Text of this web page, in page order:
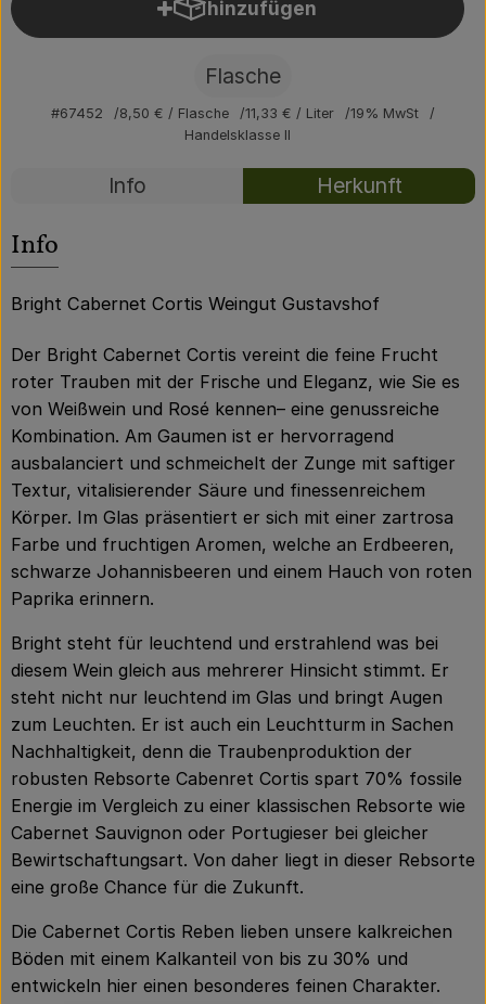
Über uns
hinzufügen
Produkt zum Warenkorb
Flasche
#67452 8,50 € / Flasche 11,33 € / Liter
19% MwSt
Handelsklasse II
Rezepte
Info Herkunft
Info
Bright Cabernet Cortis Weingut Gustavshof
Der Bright Cabernet Cortis vereint die feine Frucht
roter Trauben mit der Frische und Eleganz, wie Sie es
von Weißwein und Rosé kennen– eine genussreiche
Kombination. Am Gaumen ist er hervorragend
ausbalanciert und schmeichelt der Zunge mit saftiger
Textur, vitalisierender Säure und finessenreichem
Körper. Im Glas präsentiert er sich mit einer zartrosa
Farbe und fruchtigen Aromen, welche an Erdbeeren,
schwarze Johannisbeeren und einem Hauch von roten
Paprika erinnern.
Bright steht für leuchtend und erstrahlend was bei
diesem Wein gleich aus mehrerer Hinsicht stimmt. Er
steht nicht nur leuchtend im Glas und bringt Augen
zum Leuchten. Er ist auch ein Leuchtturm in Sachen
Nachhaltigkeit, denn die Traubenproduktion der
robusten Rebsorte Cabenret Cortis spart 70% fossile
Energie im Vergleich zu einer klassischen Rebsorte wie
Cabernet Sauvignon oder Portugieser bei gleicher
Bewirtschaftungsart. Von daher liegt in dieser Rebsorte
eine große Chance für die Zukunft.
Die Cabernet Cortis Reben lieben unsere kalkreichen
Böden mit einem Kalkanteil von bis zu 30% und
entwickeln hier einen besonderes feinen Charakter.